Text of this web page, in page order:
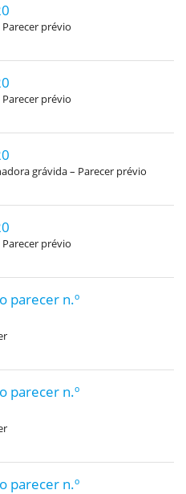
prévio
prévio
grávida – Parecer prévio
prévio
parecer n.º
parecer n.º
parecer n.º